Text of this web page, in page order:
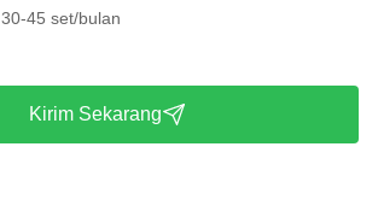
30-45 set/bulan
Kirim Sekarang